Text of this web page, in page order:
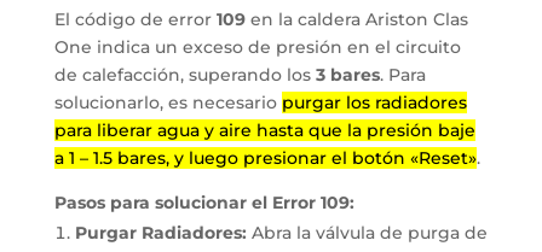
El código de error 109en la caldera Ariston Clas
One indica un exceso de presión en el circuito
de calefacción, superando los 3 bares. Para
solucionarlo, es necesario purgar los radiadores
para liberar agua y aire hasta que la presión baje
a 1 – 1.5 bares, y luego presionar el botón «Reset».
Pasos para solucionar el Error 109:
Purgar Radiadores: Abra la válvula de purga de